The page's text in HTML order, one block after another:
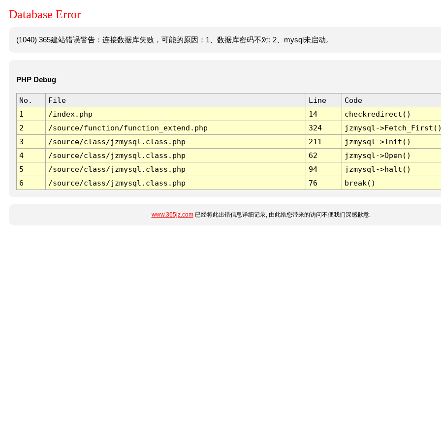
Database Error
(1040) 365建站错误警告：连接数据库失败，可能的原因：1、数据库密码不对; 2、mysql未启动。
PHP Debug
No. File Line
Code
1
/index.php 14
checkredirect()
2
/source/function/function_extend.php 324
jzmysql-
3
/source/class/jzmysql.class.php 211
jzmysql->Init()
4
/source/class/jzmysql.class.php 62
jzmysql->Open()
5
/source/class/jzmysql.class.php 94
jzmysql->halt()
6
/source/class/jzmysql.class.php 76 break()
www.365jz.com已经将此出错信息详细记录, 由此给您带来的访问不便我们深感歉意.